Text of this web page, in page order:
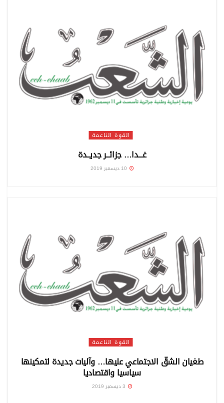
القوة الناعمة
غـــدا… جزائــر جديــدة
القوة الناعمة
طغيان الشقّ الاجتماعي عليها… وآليات جديدة لتمكينها
سياسيا واقتصاديا